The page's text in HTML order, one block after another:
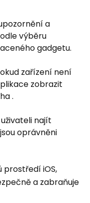
a
výběru
gadgetu.
zařízení není
zobrazit
.
najít
oprávněni
iOS,
a zabraňuje